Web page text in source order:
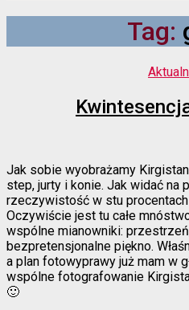
Tag:
Jak sobie wyobrażamy
step, jurty i konie. Jak widać na
rzeczywistość w stu
Oczywiście jest tu całe
wspólne mianowniki:
bezpretensjonalne piękno.
a plan fotowyprawy już mam w
wspólne fotografowanie
🙂